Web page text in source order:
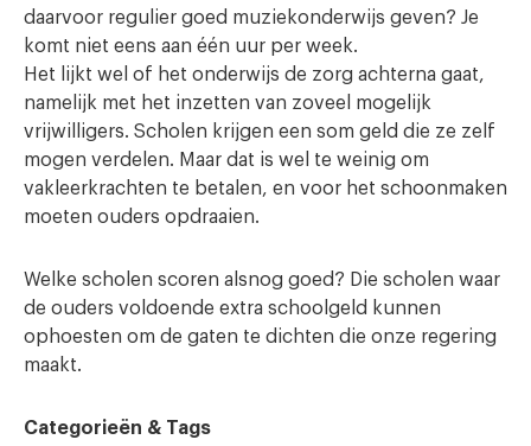
daarvoor regulier goed muziekonderwijs geven? Je
komt niet eens aan één uur per week.
Het lijkt wel of het onderwijs de zorg achterna gaat,
namelijk met het inzetten van zoveel mogelijk
vrijwilligers. Scholen krijgen een som geld die ze zelf
mogen verdelen. Maar dat is wel te weinig om
vakleerkrachten te betalen, en voor het schoonmaken
moeten ouders opdraaien.
Welke scholen scoren alsnog goed? Die scholen waar
de ouders voldoende extra schoolgeld kunnen
ophoesten om de gaten te dichten die onze regering
maakt.
Categorieën & Tags